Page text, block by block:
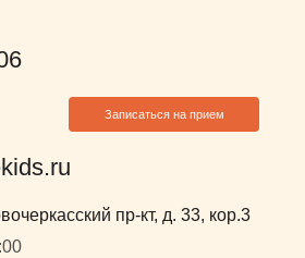
Записаться на прием
пр-кт, д. 33, кор.3